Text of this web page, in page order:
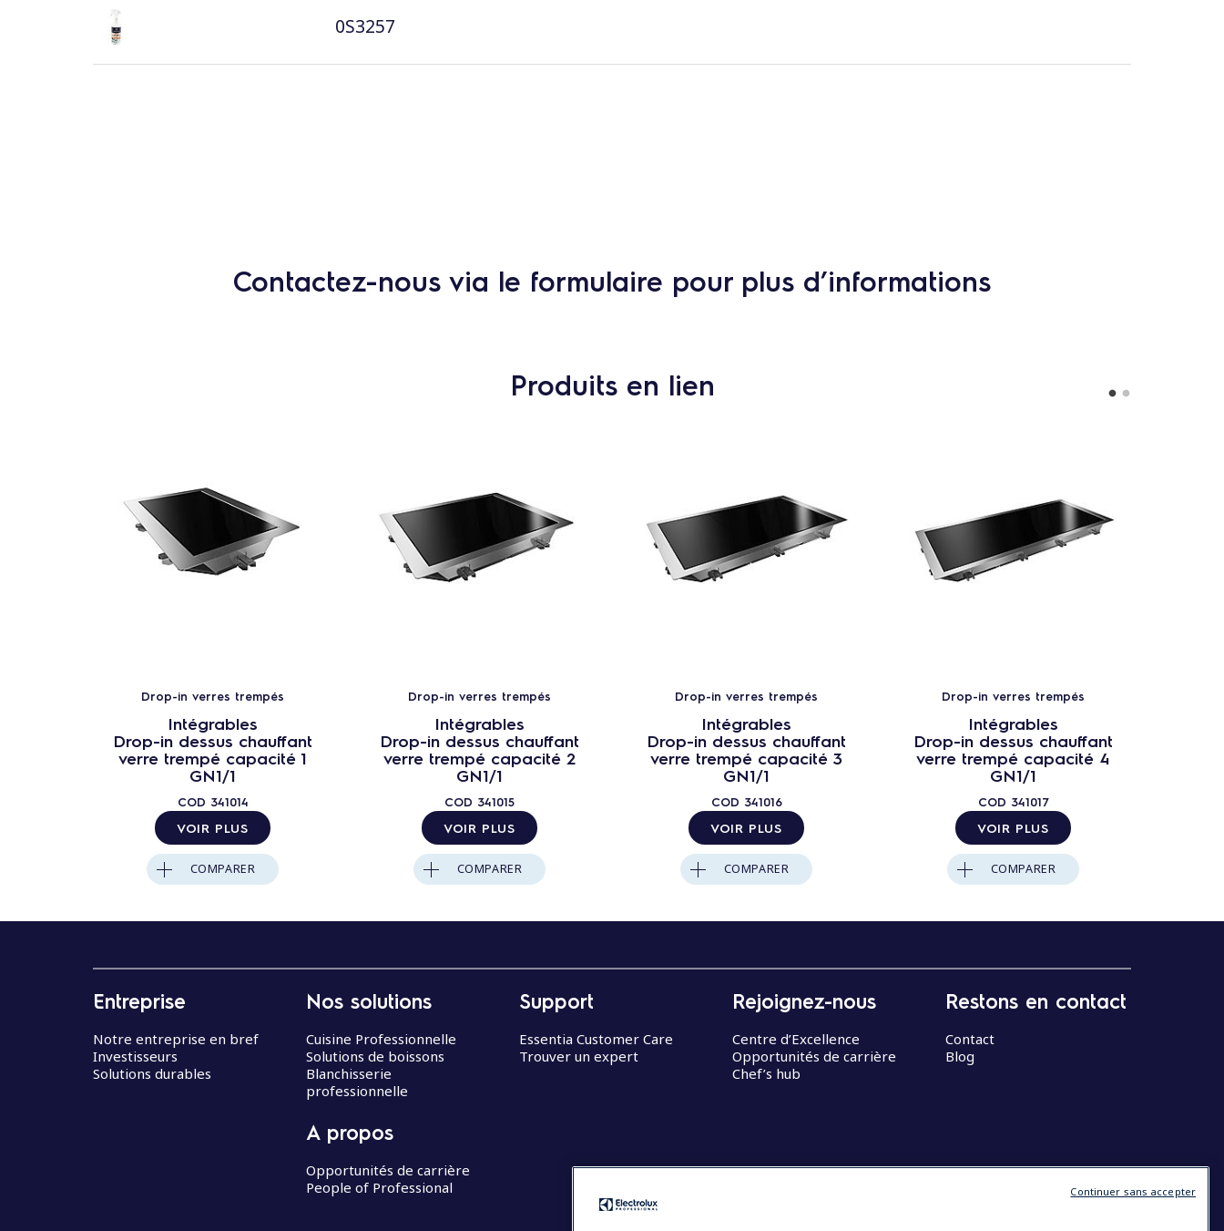
0S3257
Contactez-nous via le formulaire pour plus d’informations
Produits en lien
Drop-in verres trempés
Intégrables
Drop-in dessus chauffant
verre trempé capacité 1
GN1/1
COD 341014
VOIR PLUS
COMPARER
Drop-in verres trempés
Intégrables
Drop-in dessus chauffant
verre trempé capacité 2
GN1/1
COD 341015
VOIR PLUS
COMPARER
Drop-in verres trempés
Intégrables
Drop-in dessus chauffant
verre trempé capacité 3
GN1/1
COD 341016
VOIR PLUS
COMPARER
Drop-in verres trempés
Intégrables
Drop-in dessus chauffant
verre trempé capacité 4
GN1/1
COD 341017
VOIR PLUS
COMPARER
Entreprise
Notre entreprise en bref
Investisseurs
Solutions durables
Nos solutions
Cuisine Professionnelle
Solutions de boissons
Blanchisserie
professionnelle
A propos
Opportunités de carrière
People of Professional
Support
Essentia Customer Care
Trouver un expert
Rejoignez-nous
Centre d’Excellence
Opportunités de carrière
Chef’s hub
Restons en contact
Contact
Blog
Continuer sans accepter